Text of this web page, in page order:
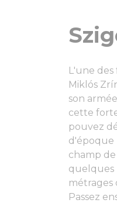
L'une
Miklós
son
cette
pouvez
d'époque
champ
quelques
métrages
Passez